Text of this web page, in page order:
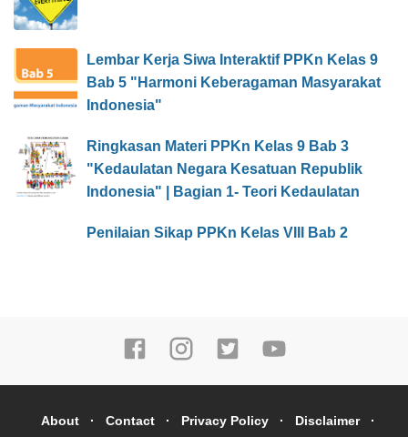
Lembar Kerja Siwa Interaktif PPKn Kelas 9
Bab 5 "Harmoni Keberagaman Masyarakat
Indonesia"
Ringkasan Materi PPKn Kelas 9 Bab 3
"Kedaulatan Negara Kesatuan Republik
Indonesia" | Bagian 1- Teori Kedaulatan
Penilaian Sikap PPKn Kelas VIII Bab 2
About Contact Privacy Policy Disclaimer